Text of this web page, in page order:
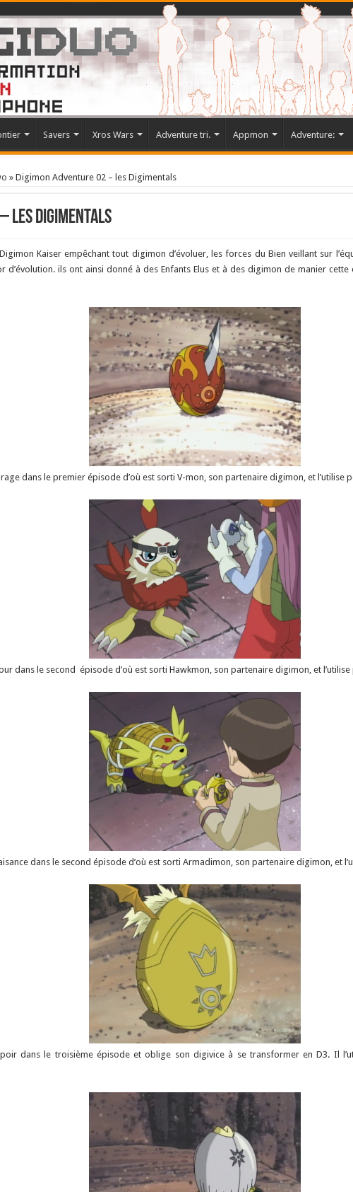
Savers Xros Wars Adventure tri. Appmon
Adventure:
» Digimon Adventure 02 – les Digimentals
les Digimentals
Kaiser empêchant tout digimon d’évoluer, les forces du Bien veillant sur
d’évolution. ils ont ainsi donné à des Enfants Elus et à des digimon de manier
dans le premier épisode d’où est sorti V-mon, son partenaire digimon, et l’utilise
dans le second épisode d’où est sorti Hawkmon, son partenaire digimon, et
dans le second épisode d’où est sorti Armadimon, son partenaire digimon, et
dans le troisième épisode et oblige son digivice à se transformer en D3. Il